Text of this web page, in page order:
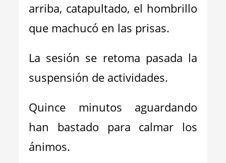
arriba, catapultado, el hombrillo
que machucó en las prisas.
La sesión se retoma pasada la
suspensión de actividades.
Quince minutos aguardando
han bastado para calmar los
ánimos.